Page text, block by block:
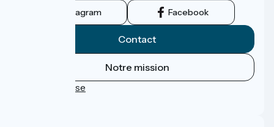
Instagram Facebook
Contact
Notre mission
Espace Presse